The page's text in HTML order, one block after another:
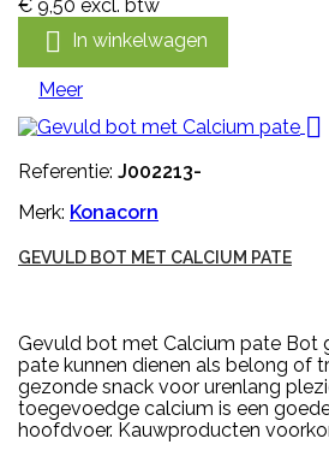
€ 9,50 excl. btw
 In winkelwagen
Meer

Referentie: J002213-
Merk: Konacorn
GEVULD BOT MET CALCIUM PATE
Gevuld bot met Calcium pate Bot
pate kunnen dienen als belong of
gezonde snack voor urenlang
toegevoedge calcium is een
hoofdvoer. Kauwproducten